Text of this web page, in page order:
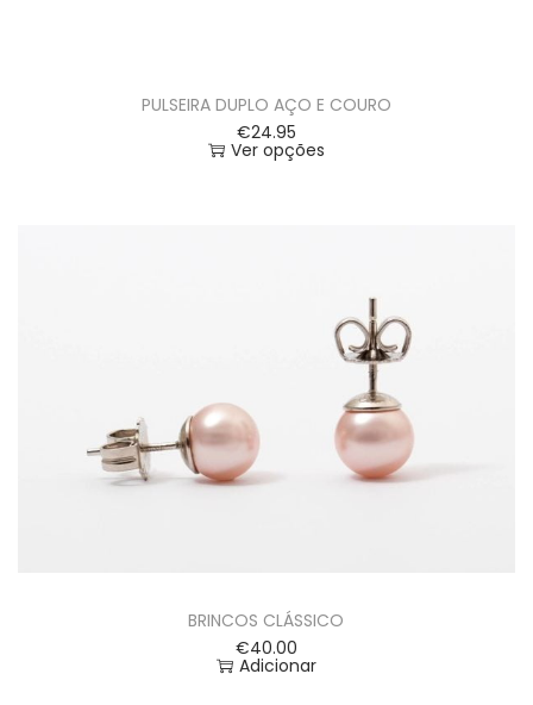
PULSEIRA DUPLO AÇO E COURO
€24.95
Ver opções
BRINCOS CLÁSSICO
€40.00
Adicionar